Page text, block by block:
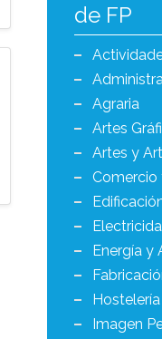
de FP
Agraria
Artes
Artes y
Comercio
Energía y
Imagen